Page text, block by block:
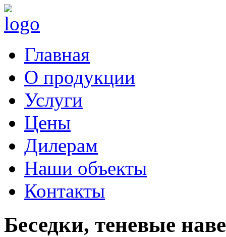
Главная
О продукции
Услуги
Цены
Дилерам
Наши объекты
Контакты
Беседки, теневые